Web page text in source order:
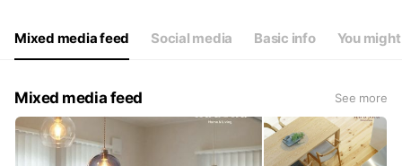
Sat
10:00 - 17:00
毎週水曜日お休み
Mixed media feed Social media Basic info You
Mixed media feed See more